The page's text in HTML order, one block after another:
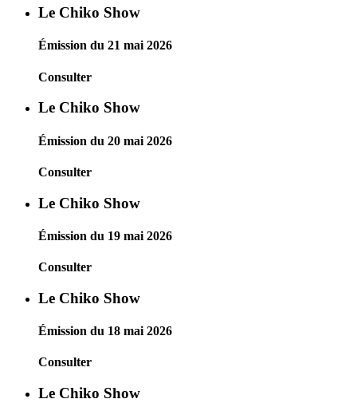
Le Chiko Show
Émission du 21 mai 2026
Consulter
Le Chiko Show
Émission du 20 mai 2026
Consulter
Le Chiko Show
Émission du 19 mai 2026
Consulter
Le Chiko Show
Émission du 18 mai 2026
Consulter
Le Chiko Show